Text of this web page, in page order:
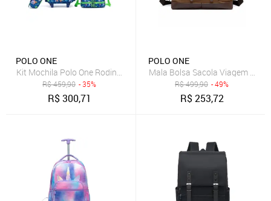
POLO ONE
Kit Mochila Polo One Rodinha Astronauta Menino Infantil Escolar
R$459,90 - 35%
R$300,71
POLO ONE
Mala Bolsa Sacola Viagem
R$499,90 - 49%
R$253,72